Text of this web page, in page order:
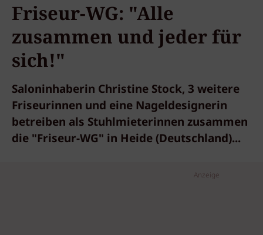
Friseur-WG: "Alle
zusammen und jeder für
sich!"
Saloninhaberin Christine Stock, 3 weitere
Friseurinnen und eine Nageldesignerin
betreiben als Stuhlmieterinnen zusammen
die "Friseur-WG" in Heide (Deutschland)...
Anzeige